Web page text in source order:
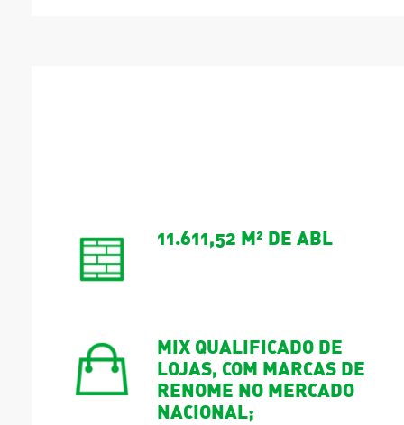
11.611,52 M² DE ABL
MIX QUALIFICADO DE
LOJAS, COM MARCAS DE
RENOME NO MERCADO
NACIONAL;